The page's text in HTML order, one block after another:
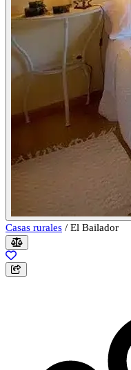
Casas rurales / El Bailador